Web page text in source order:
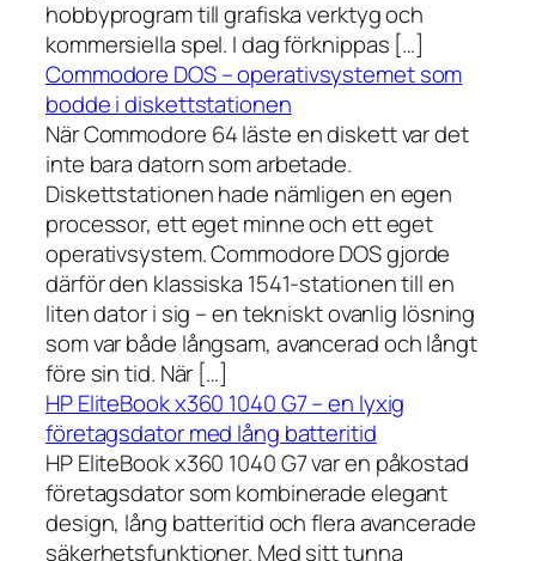
hobbyprogram till grafiska verktyg och
kommersiella spel. I dag förknippas […]
Commodore DOS – operativsystemet som
bodde i diskettstationen
När Commodore 64 läste en diskett var det
inte bara datorn som arbetade.
Diskettstationen hade nämligen en egen
processor, ett eget minne och ett eget
operativsystem. Commodore DOS gjorde
därför den klassiska 1541-stationen till en
liten dator i sig – en tekniskt ovanlig lösning
som var både långsam, avancerad och långt
före sin tid. När […]
HP EliteBook x360 1040 G7 – en lyxig
företagsdator med lång batteritid
HP EliteBook x360 1040 G7 var en påkostad
företagsdator som kombinerade elegant
design, lång batteritid och flera avancerade
säkerhetsfunktioner. Med sitt tunna